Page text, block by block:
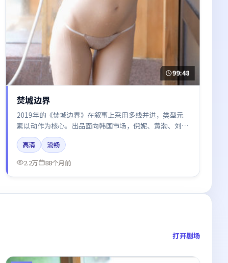
99:48
焚城边界
2019年的《焚城边界》在叙事上采用多线并进，类型元
素以动作为核心。出品面向韩国市场，倪妮、黄渤、刘亦
菲所饰角色推动关键反转，结尾留白引发讨论。
高清
流畅
2.2万
88个月前
打开剧场